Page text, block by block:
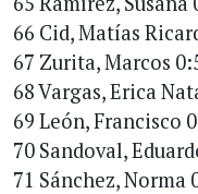
66 Cid, Matías
67 Zurita, Marcos
68 Vargas, Erica
69 León, Francisco
70 Sandoval,
71 Sánchez, Norma